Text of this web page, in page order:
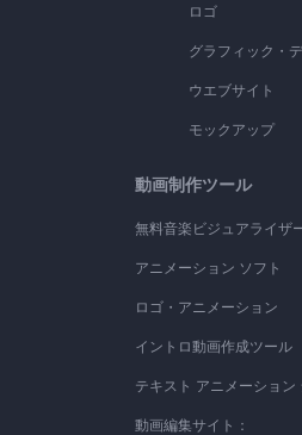
ロゴ
グラフィック・
ウエブサイト
モックアップ
動画制作ツール
無料音楽ビジュアライザ
アニメーション ソフト
ロゴ・アニメーション
イントロ動画作成ツール
テキスト アニメーション
動画編集サイト：